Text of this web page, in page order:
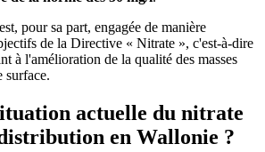
pour sa part, engagée de manière
de la Directive « Nitrate », c'est-à-dire
à l'amélioration de la qualité des masses
surface.
actuelle du nitrate
en Wallonie ?